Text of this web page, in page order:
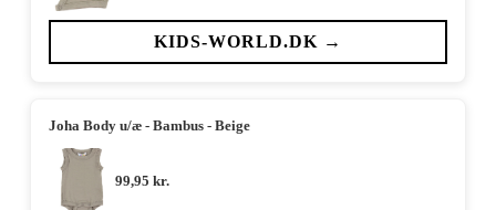
KIDS-WORLD.DK →
Joha Body u/æ - Bambus - Beige
99,95 kr.